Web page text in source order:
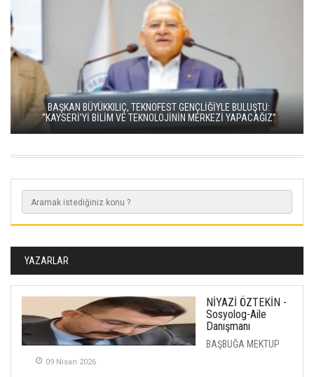
BAŞKAN BÜYÜKKILIÇ, TEKNOFEST GENÇLİĞİYLE BULUŞTU:
“KAYSERİ’Yİ BİLİM VE TEKNOLOJİNİN MERKEZİ YAPACAĞIZ”
YAZARLAR
NİYAZİ ÖZTEKİN -
Sosyolog-Aile
Danışmanı
BAŞBUĞA MEKTUP
09 Nisan 2026